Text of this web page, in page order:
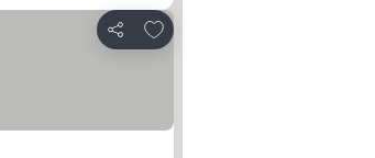
Compartir
Añadir a favoritos